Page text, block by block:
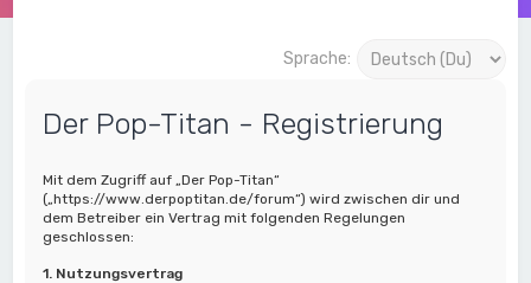
Sprache:
Der Pop-Titan - Registrierung
Mit dem Zugriff auf „Der Pop-Titan“
(„https://www.derpoptitan.de/forum“) wird zwischen dir und
dem Betreiber ein Vertrag mit folgenden Regelungen
geschlossen:
1. Nutzungsvertrag